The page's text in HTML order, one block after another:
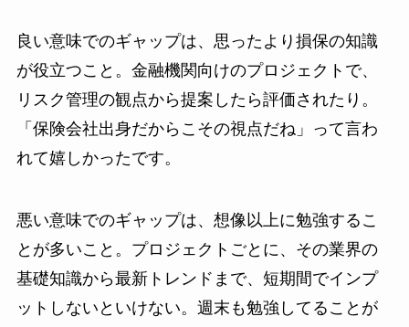
良い意味でのギャップは、思ったより損保の知識
が役立つこと。金融機関向けのプロジェクトで、
リスク管理の観点から提案したら評価されたり。
「保険会社出身だからこその視点だね」って言わ
れて嬉しかったです。
悪い意味でのギャップは、想像以上に勉強するこ
とが多いこと。プロジェクトごとに、その業界の
基礎知識から最新トレンドまで、短期間でインプ
ットしないといけない。週末も勉強してることが